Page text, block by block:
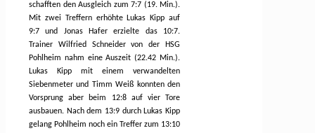
schafften den Ausgleich zum 7:7 (19. Min.).
Mit zwei Treffern erhöhte Lukas Kipp auf
9:7 und Jonas Hafer erzielte das 10:7.
Trainer Wilfried Schneider von der HSG
Pohlheim nahm eine Auszeit (22.42 Min.).
Lukas Kipp mit einem verwandelten
Siebenmeter und Timm Weiß konnten den
Vorsprung aber beim 12:8 auf vier Tore
ausbauen. Nach dem 13:9 durch Lukas Kipp
gelang Pohlheim noch ein Treffer zum 13:10